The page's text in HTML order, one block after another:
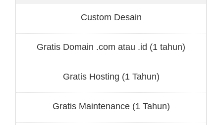
Custom Desain
Gratis Domain .com atau .id (1 tahun)
Gratis Hosting (1 Tahun)
Gratis Maintenance (1 Tahun)